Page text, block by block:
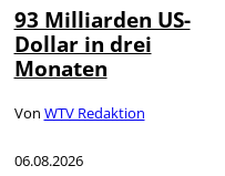
93 Milliarden US-
Dollar in drei
Monaten
Von WTV Redaktion
06.08.2026